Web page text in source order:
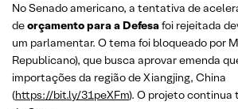
No Senado americano, a tentativa de
deorçamento para a Defesafoi rejeitada
um parlamentar. O tema foi bloqueado por
Republicano), que busca aprovar emenda
importações da região de Xiangjing, China
(https://bit.ly/31peXFm). O projeto continua